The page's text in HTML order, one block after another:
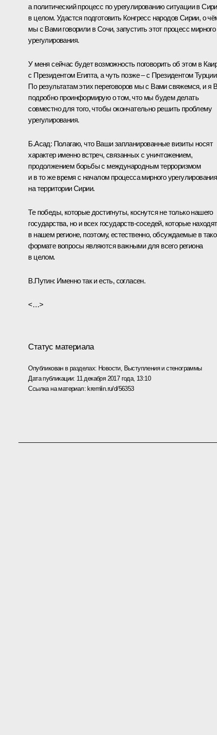
а политический процесс по урегулированию ситуации в
в целом. Удастся подготовить Конгресс народов Сирии, о
мы с Вами говорили в Сочи, запустить этот процесс мирного
урегулирования.
У меня сейчас будет возможность поговорить об этом в
с Президентом Египта, а чуть позже – с Президентом
По результатам этих переговоров мы с Вами свяжемся, и я
подробно проинформирую о том, что мы будем делать
совместно для того, чтобы окончательно решить проблему
урегулирования.
Б.Асад: Полагаю, что Ваши запланированные визиты носят
характер именно встреч, связанных с уничтожением,
продолжением борьбы с международным терроризмом
и в то же время с началом процесса мирного урегулирования
на территории Сирии.
Те победы, которые достигнуты, коснутся не только нашего
государства, но и всех государств-соседей, которые
в нашем регионе, поэтому, естественно, обсуждаемые в
формате вопросы являются важными для всего региона
в целом.
В.Путин: Именно так и есть, согласен.
<…>
Статус материала
Опубликован в разделах: Новости, Выступления и стенограммы
Дата публикации: 11 декабря 2017 года, 13:10
Ссылка на материал: kremlin.ru/d/56353